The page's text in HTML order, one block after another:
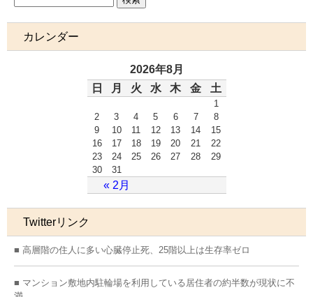
カレンダー
2026年8月
日
月 火 水 木 金 土
« 2月
1
2
3 4 5 6 7
8
9
10 11 12 13 14
15
16
17 18 19 20 21
22
23
24 25 26 27 28
29
30
31
Twitterリンク
■ 高層階の住人に多い心臓停止死、25階以上は生存率ゼロ
■ マンション敷地内駐輪場を利用している居住者の約半数が現状に不